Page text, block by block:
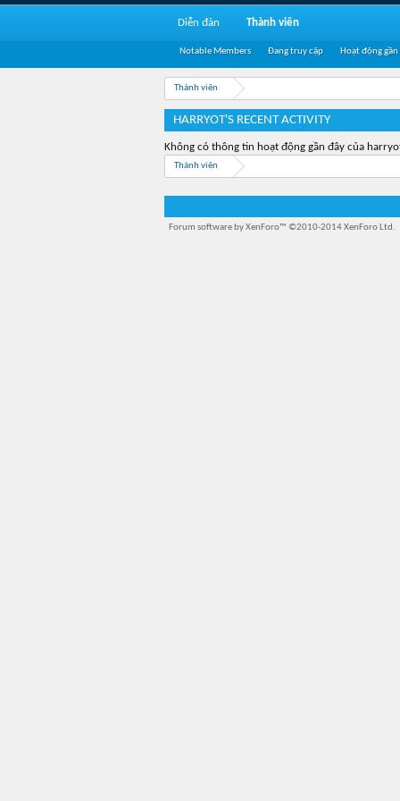
Thành viên
HARRYOT'S RECENT ACTIVITY
Không có thông tin hoạt động gần đây của
Thành viên
Diễn đàn Thành viên
Notable Members Đang truy cập Hoạt động gần
Forum software by XenForo™ ©2010-2014 XenForo Ltd.